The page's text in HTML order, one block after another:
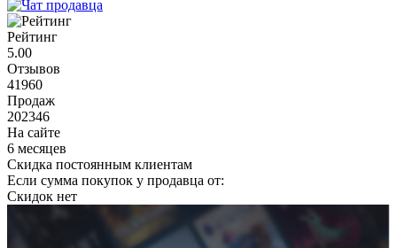
Рейтинг
5.00
Отзывов
41960
Продаж
202346
На сайте
6 месяцев
Скидка постоянным клиентам
Если сумма покупок у продавца от:
Скидок нет